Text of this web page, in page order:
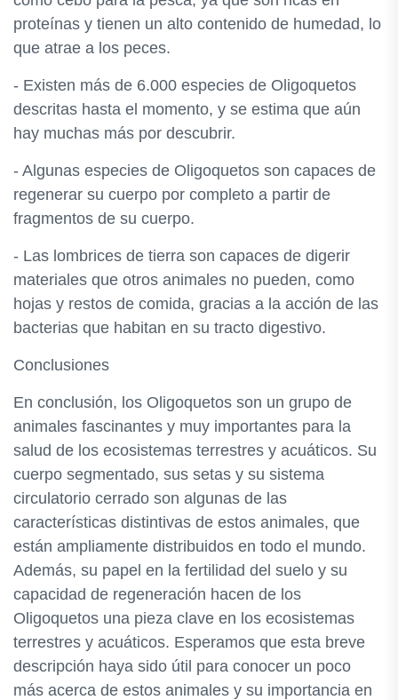
proteínas y tienen un alto contenido de humedad, lo
que atrae a los peces.
- Existen más de 6.000 especies de Oligoquetos
descritas hasta el momento, y se estima que aún
hay muchas más por descubrir.
- Algunas especies de Oligoquetos son capaces de
regenerar su cuerpo por completo a partir de
fragmentos de su cuerpo.
- Las lombrices de tierra son capaces de digerir
materiales que otros animales no pueden, como
hojas y restos de comida, gracias a la acción de las
bacterias que habitan en su tracto digestivo.
Conclusiones
En conclusión, los Oligoquetos son un grupo de
animales fascinantes y muy importantes para la
salud de los ecosistemas terrestres y acuáticos. Su
cuerpo segmentado, sus setas y su sistema
circulatorio cerrado son algunas de las
características distintivas de estos animales, que
están ampliamente distribuidos en todo el mundo.
Además, su papel en la fertilidad del suelo y su
capacidad de regeneración hacen de los
Oligoquetos una pieza clave en los ecosistemas
terrestres y acuáticos. Esperamos que esta breve
descripción haya sido útil para conocer un poco
más acerca de estos animales y su importancia en